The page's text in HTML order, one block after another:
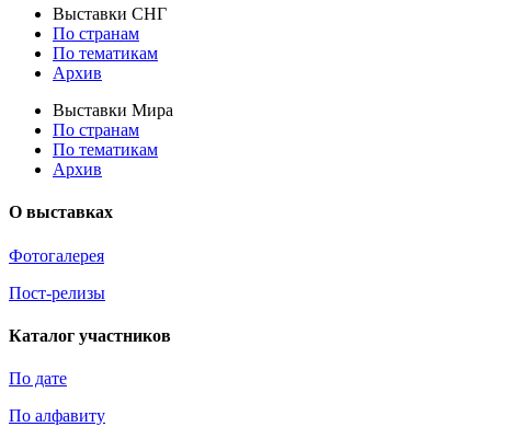
Выставки СНГ
По странам
По тематикам
Архив
Выставки Мира
По странам
По тематикам
Архив
О выставках
Фотогалерея
Пост-релизы
Каталог участников
По дате
По алфавиту